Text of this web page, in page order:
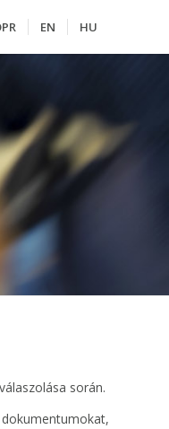
EN HU
során.